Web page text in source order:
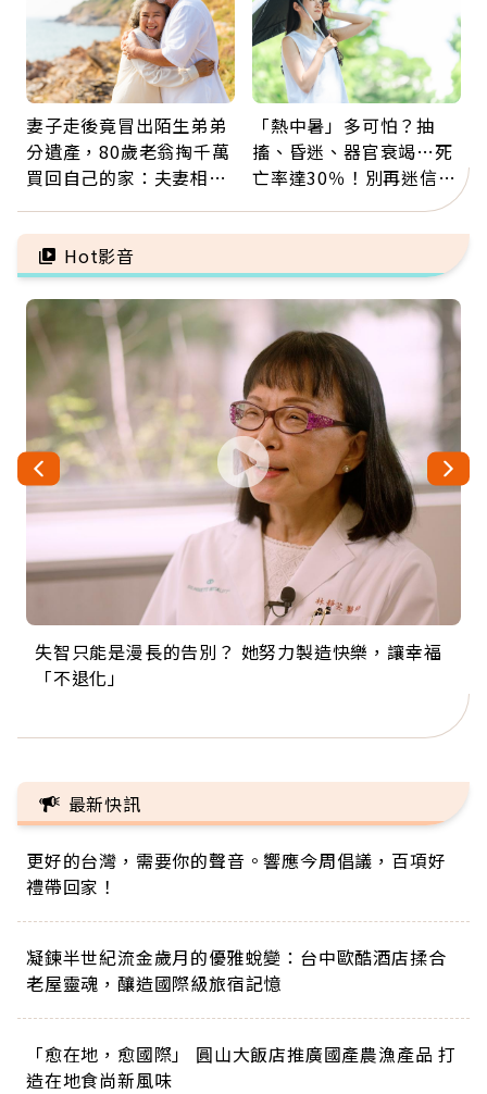
妻子走後竟冒出陌生弟弟
分遺產，80歲老翁掏千萬
買回自己的家：夫妻相守
「熱中暑」多可怕？抽
搐、昏迷、器官衰竭…死
亡率達30％！別再迷信
「擦酒精、吃退燒藥」，
5招才能真救命
Hot影音
失智只能是漫長的告別？ 她努力製造快樂，讓幸福
「不退化」
來自剛果的巧克力神父 為台灣奉獻36年 「台灣是我
的家，我連作夢都講台語！」
63歲卸矽谷副總、搬回台灣找快樂！「蛋黃哥小
丑」走進安養院，逗樂上萬爺奶：退休後才開始真
104歲打破金氏世界紀錄 成為全球最年長羽球選
手，分享長壽的秘密原來是「這個」
事業巔峰他選擇追夢…黑手阿伯拉小提琴還登上小
巨蛋！連CNN都大讚！
最新快訊
更好的台灣，需要你的聲音。響應今周倡議，百項好
禮帶回家！
凝鍊半世紀流金歲月的優雅蛻變：台中歐酷酒店揉合
老屋靈魂，釀造國際級旅宿記憶
「愈在地，愈國際」 圓山大飯店推廣國產農漁產品 打
造在地食尚新風味